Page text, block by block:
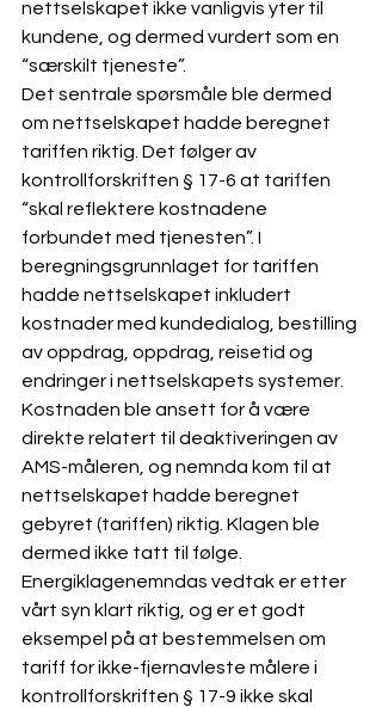
nettselskapet ikke vanligvis yter til
kundene, og dermed vurdert som en
“særskilt tjeneste”.
Det sentrale spørsmåle ble dermed
om nettselskapet hadde beregnet
tariffen riktig. Det følger av
kontrollforskriften § 17-6 at tariffen
“skal reflektere kostnadene
forbundet med tjenesten”. I
beregningsgrunnlaget for tariffen
hadde nettselskapet inkludert
kostnader med kundedialog, bestilling
av oppdrag, oppdrag, reisetid og
endringer i nettselskapets systemer.
Kostnaden ble ansett for å være
direkte relatert til deaktiveringen av
AMS-måleren, og nemnda kom til at
nettselskapet hadde beregnet
gebyret (tariffen) riktig. Klagen ble
dermed ikke tatt til følge.
Energiklagenemndas vedtak er etter
vårt syn klart riktig, og er et godt
eksempel på at bestemmelsen om
tariff for ikke-fjernavleste målere i
kontrollforskriften § 17-9 ikke skal